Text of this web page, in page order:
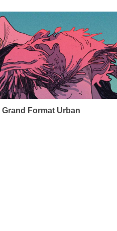
Grand Format Urban